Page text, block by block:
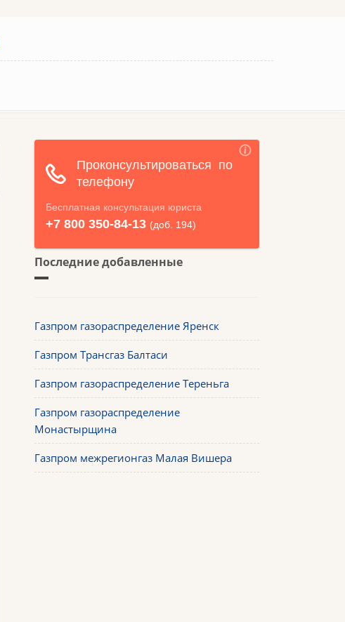
Последние добавленные
Газпром газораспределение Яренск
Газпром Трансгаз Балтаси
Газпром газораспределение Тереньга
Газпром газораспределение
Монастырщина
Газпром межрегионгаз Малая Вишера